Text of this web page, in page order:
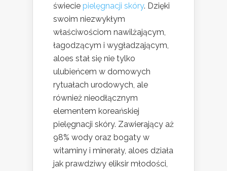
świecie pielęgnacji skóry. Dzięki
swoim niezwykłym
właściwościom nawilżającym,
łagodzącym i wygładzającym,
aloes stał się nie tylko
ulubieńcem w domowych
rytuałach urodowych, ale
również nieodłącznym
elementem koreańskiej
pielęgnacji skóry. Zawierający aż
98% wody oraz bogaty w
witaminy i minerały, aloes działa
jak prawdziwy eliksir młodości,